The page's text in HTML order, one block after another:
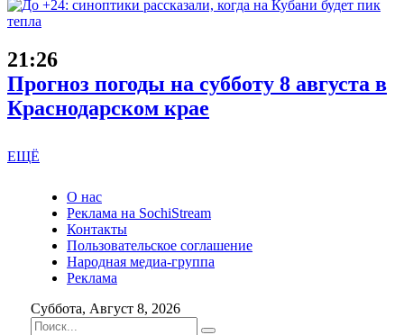
21:26
Прогноз погоды на субботу 8 августа в
Краснодарском крае
ЕЩЁ
О нас
Реклама на SochiStream
Контакты
Пользовательское соглашение
Народная медиа-группа
Реклама
Суббота, Август 8, 2026